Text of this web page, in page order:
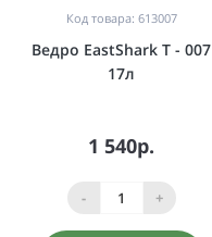
Код товара: 613007
Ведро EastShark Т - 007
17л
1 540р.
- +